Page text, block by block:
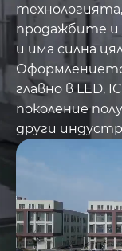
продажбите и
и има силна
Оформлението
главно в LED,
поколение
други